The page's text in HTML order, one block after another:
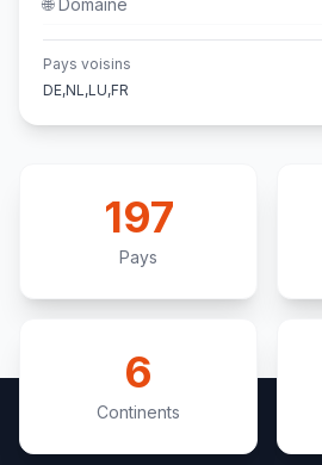
🌐Domaine
Pays voisins
DE,NL,LU,FR
197
Pays
6
Continents